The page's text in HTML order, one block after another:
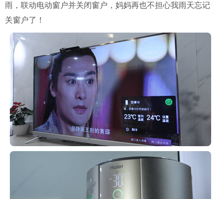
雨，联动电动窗户并关闭窗户，妈妈再也不担心我雨天忘记
关窗户了！